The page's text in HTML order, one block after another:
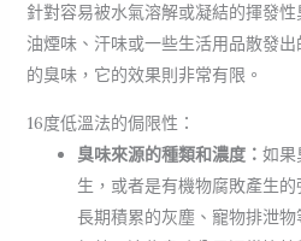
針對容易被水氣溶解或凝結的揮發
油煙味、汗味或一些生活用品散發
的臭味，它的效果則非常有限。
16度低溫法的侷限性：
臭味來源的種類和濃度： 如果
生，或者是有機物腐敗產生
長期積累的灰塵、寵物排泄